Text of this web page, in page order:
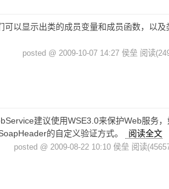
以显示出类的成员变量和成员函数，以及
posted @ 2009-10-07 14:27 侯垒 阅读
建议使用WSE3.0来保护Web服务
的自定义验证方式。
阅读全文
posted @ 2009-08-22 10:10 侯垒 阅读